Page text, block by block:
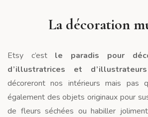
La décoration
Etsy c’estle paradis pour
d’illustratrices et
décoreront nos intérieurs mais pas
également des objets originaux pour
de fleurs séchées ou habiller